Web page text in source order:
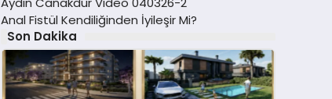
Anal Fistül Kendiliğinden İyileşir Mi?
Son Dakika